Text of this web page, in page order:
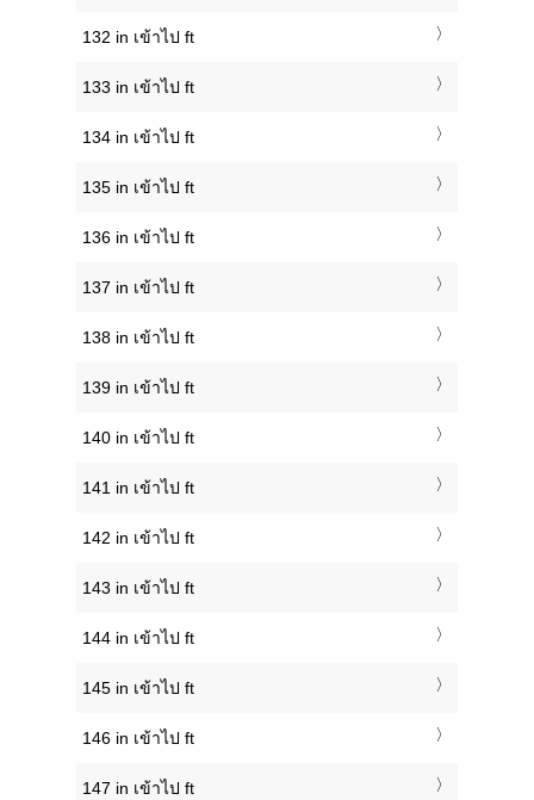
132 in เข้าไป ft
133 in เข้าไป ft
134 in เข้าไป ft
135 in เข้าไป ft
136 in เข้าไป ft
137 in เข้าไป ft
138 in เข้าไป ft
139 in เข้าไป ft
140 in เข้าไป ft
141 in เข้าไป ft
142 in เข้าไป ft
143 in เข้าไป ft
144 in เข้าไป ft
145 in เข้าไป ft
146 in เข้าไป ft
147 in เข้าไป ft